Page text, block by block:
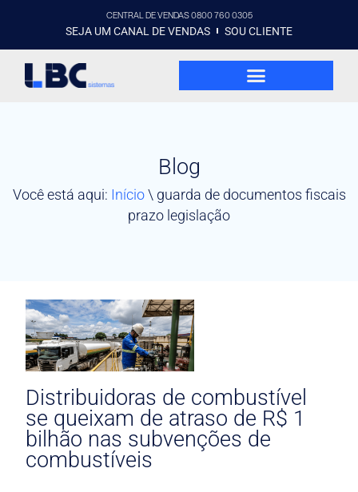
CENTRAL DE VENDAS 0800 760 0305
SEJA UM CANAL DE VENDAS SOU CLIENTE
Blog
Você está aqui: Início\ guarda de documentos fiscais
prazo legislação
Distribuidoras de combustível
se queixam de atraso de R$ 1
bilhão nas subvenções de
combustíveis